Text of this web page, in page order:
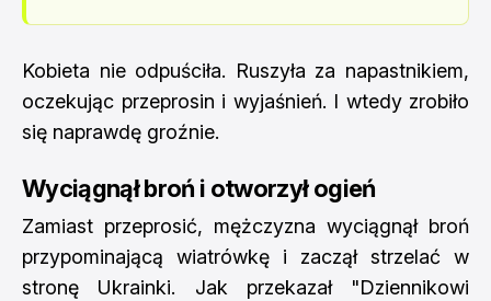
Kobieta nie odpuściła. Ruszyła za napastnikiem,
oczekując przeprosin i wyjaśnień. I wtedy zrobiło
się naprawdę groźnie.
Wyciągnął broń i otworzył ogień
Zamiast przeprosić, mężczyzna wyciągnął broń
przypominającą wiatrówkę i zaczął strzelać w
stronę Ukrainki. Jak przekazał "Dziennikowi